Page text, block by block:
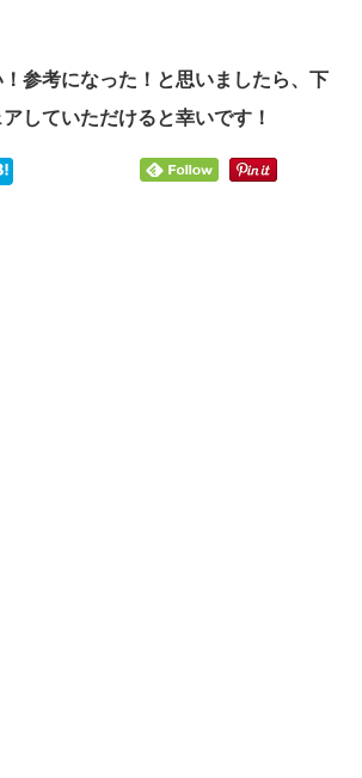
参考になった！と思いましたら、下
していただけると幸いです！